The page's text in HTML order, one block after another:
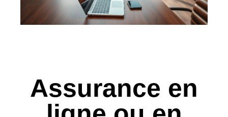
Assurance en